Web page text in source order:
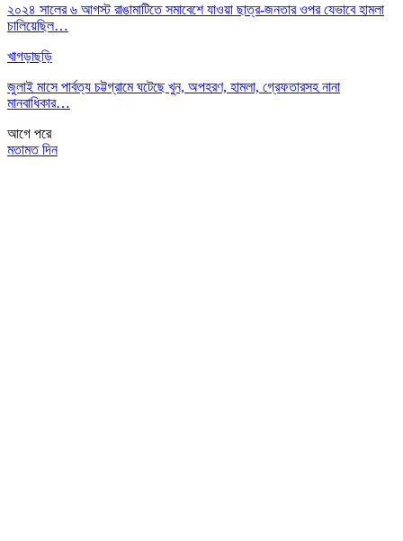
২০২৪ সালের ৬ আগস্ট রাঙামাটিতে সমাবেশে যাওয়া ছাত্র-জনতার ওপর যেভাবে হামলা
চালিয়েছিল…
খাগড়াছড়ি
জুলাই মাসে পার্বত্য চট্টগ্রামে ঘটেছে খুন, অপহরণ, হামলা, গ্রেফতারসহ নানা
মানবাধিকার…
আগে পরে
মতামত দিন